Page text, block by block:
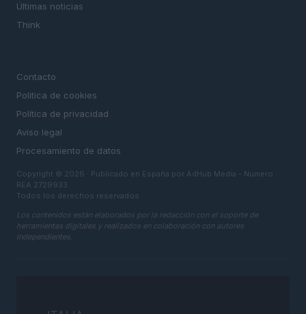
Últimas noticias
Think
Contacto
Politica de cookies
Política de privacidad
Aviso legal
Procesamiento de datos
Copyright © 2026 · Publicado en España por AdHub Media - Numero
REA 2729933
Todos los derechos reservados
Los contenidos están elaborados por la redacción con el soporte de
herramientas digitales y realizados en colaboración con autores
independientes.